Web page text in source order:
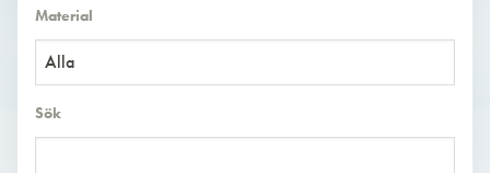
Material
Alla
Sök